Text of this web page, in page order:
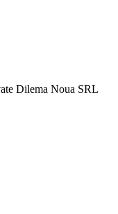
Dilema Noua SRL